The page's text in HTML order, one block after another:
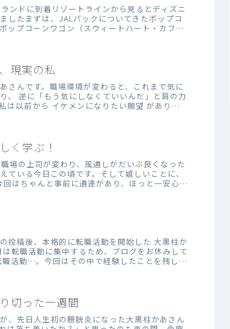
ンドに到着リゾートラインから見るとディズニ
したまずは、JALパックについてきたポップコ
ップコーンワゴン（スウィートハート・カフェ
現実の私
さんです。職場環境が変わると、これまで気に
、 逆に「もう気にしなくていいんだ」と肩の力
は以前から イケメンになりたい願望 がありま
く学ぶ！
場の上司が変わり、風通しがだいぶ良くなった
ている今日この頃です。そして嬉しいことに、
はちゃんと事前に通達があり、ほっと一安心で
投稿後、本格的に転職活動を開始した 大黒柱か
転職活動に集中するため、ブログをお休みして
活動…。今回はその中で経験したことを残して
切った一週間
、先日人生初の膀胱炎になった大黒柱かあさん